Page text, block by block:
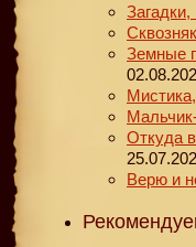
Загадки,
Сквозняк
Земные
Откуда
Верю и